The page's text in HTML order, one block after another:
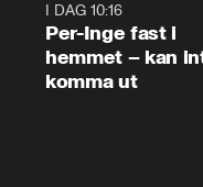
I DAG 10:16
Per-Inge fast i
hemmet – kan
komma ut